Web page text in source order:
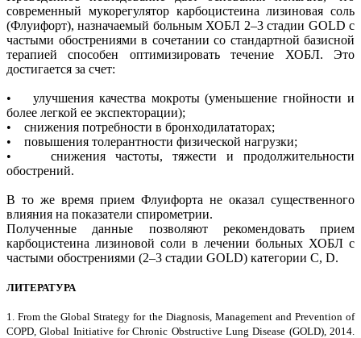
современный мукорегулятор карбоцистеина лизиновая соль
(Флуифорт), назначаемый больным ХОБЛ 2–3 стадии GOLD с
частыми обострениями в сочетании со стандартной базисной
терапией способен оптимизировать течение ХОБЛ. Это
достигается за счет:
• улучшения качества мокроты (уменьшение гнойности и
более легкой ее экспекторации);
• снижения потребности в бронходилататорах;
• повышения толерантности физической нагрузки;
• снижения частоты, тяжести и продолжительности
обострений.
В то же время прием Флуифорта не оказал существенного
влияния на показатели спирометрии.
Полученные данные позволяют рекомендовать прием
карбоцистеина лизиновой соли в лечении больных ХОБЛ с
частыми обострениями (2–3 стадии GOLD) категории C, D.
ЛИТЕРАТУРА
1. From the Global Strategy for the Diagnosis, Management and Prevention of
COPD, Global Initiative for Chronic Obstructive Lung Disease (GOLD), 2014.